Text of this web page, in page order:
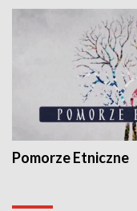
Pomorze Etniczne